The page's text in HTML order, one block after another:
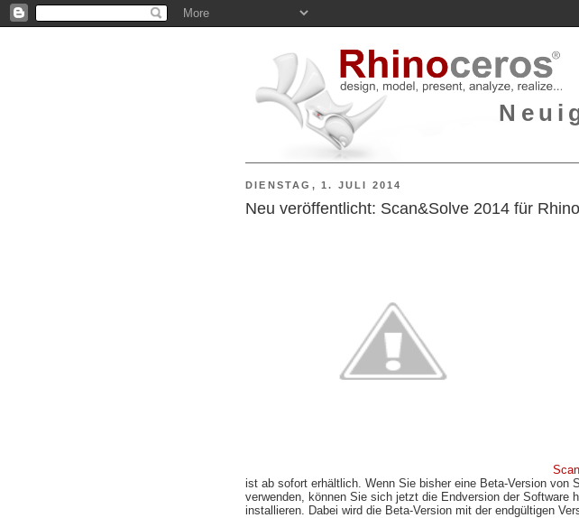
DIENSTAG, 1. JULI 2014
Neu veröffentlicht: Scan&Solve 2014 für Rhino
ist ab sofort erhältlich. Wenn Sie bisher eine Beta-Version von
verwenden, können Sie sich jetzt die Endversion der Software
installieren. Dabei wird die Beta-Version mit der endgültigen